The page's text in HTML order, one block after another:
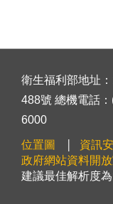
衛生福利部地址
488號 總機電話
6000
位置圖 資訊
政府網站資料開
建議最佳解析度